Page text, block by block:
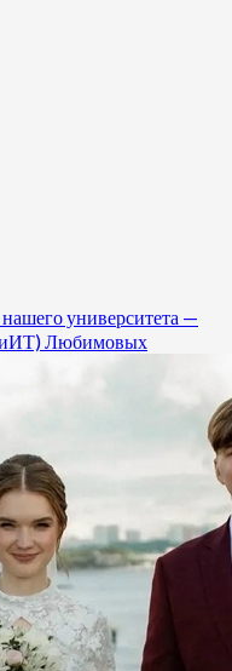
университета —
Любимовых